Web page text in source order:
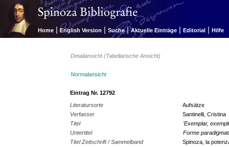
Home | English Version | Suche | Aktuelle Einträge | Editorial | Hilfe
Detailansicht (Tabellarische Ansicht)
Normalansicht
Eintrag Nr. 12792
Literatursorte
Aufsätze
Verfasser
Santinelli, Cristina
Titel
'Exemplar,
Untertitel
Forme
Titel Zeitschrift / Sammelband
Spinoza, la